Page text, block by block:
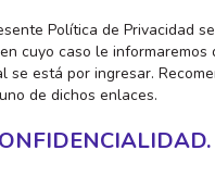
Política de Privacidad
cuyo caso le
se está por ingresar.
de dichos enlaces.